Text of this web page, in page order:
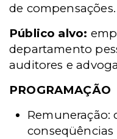
de compensações.
Público alvo:
departamento
auditores e
PROGRAMAÇÃO
Remuneração: